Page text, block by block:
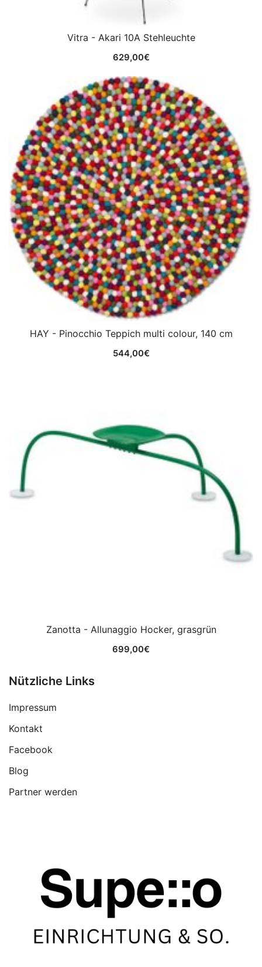
Vitra - Akari 10A Stehleuchte
629,00€
HAY - Pinocchio Teppich multi colour, 140 cm
544,00€
Zanotta - Allunaggio Hocker, grasgrün
699,00€
Nützliche Links
Impressum
Kontakt
Facebook
Blog
Partner werden